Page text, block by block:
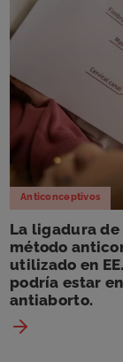
Anticonceptivos
La ligadura de
método
utilizado en
podría estar
antiaborto.